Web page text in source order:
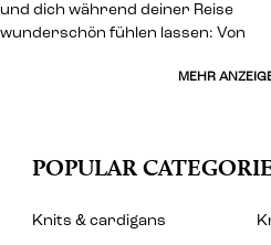
und dich während deiner Reise
wunderschön fühlen lassen: Von
MEHR
POPULAR
Knits & cardigans